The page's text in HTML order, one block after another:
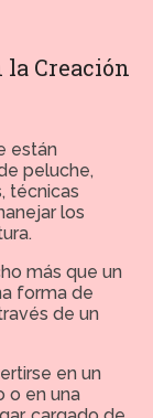
la Creación
están
peluche,
técnicas
los
más que un
forma de
de un
en un
o en una